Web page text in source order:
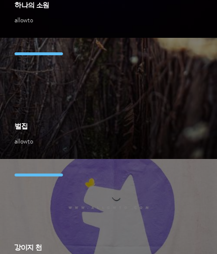
allowto
하나의 소원
allowto
벌집
강이지 천